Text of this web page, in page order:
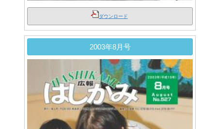
ダウンロード
2003年8月号